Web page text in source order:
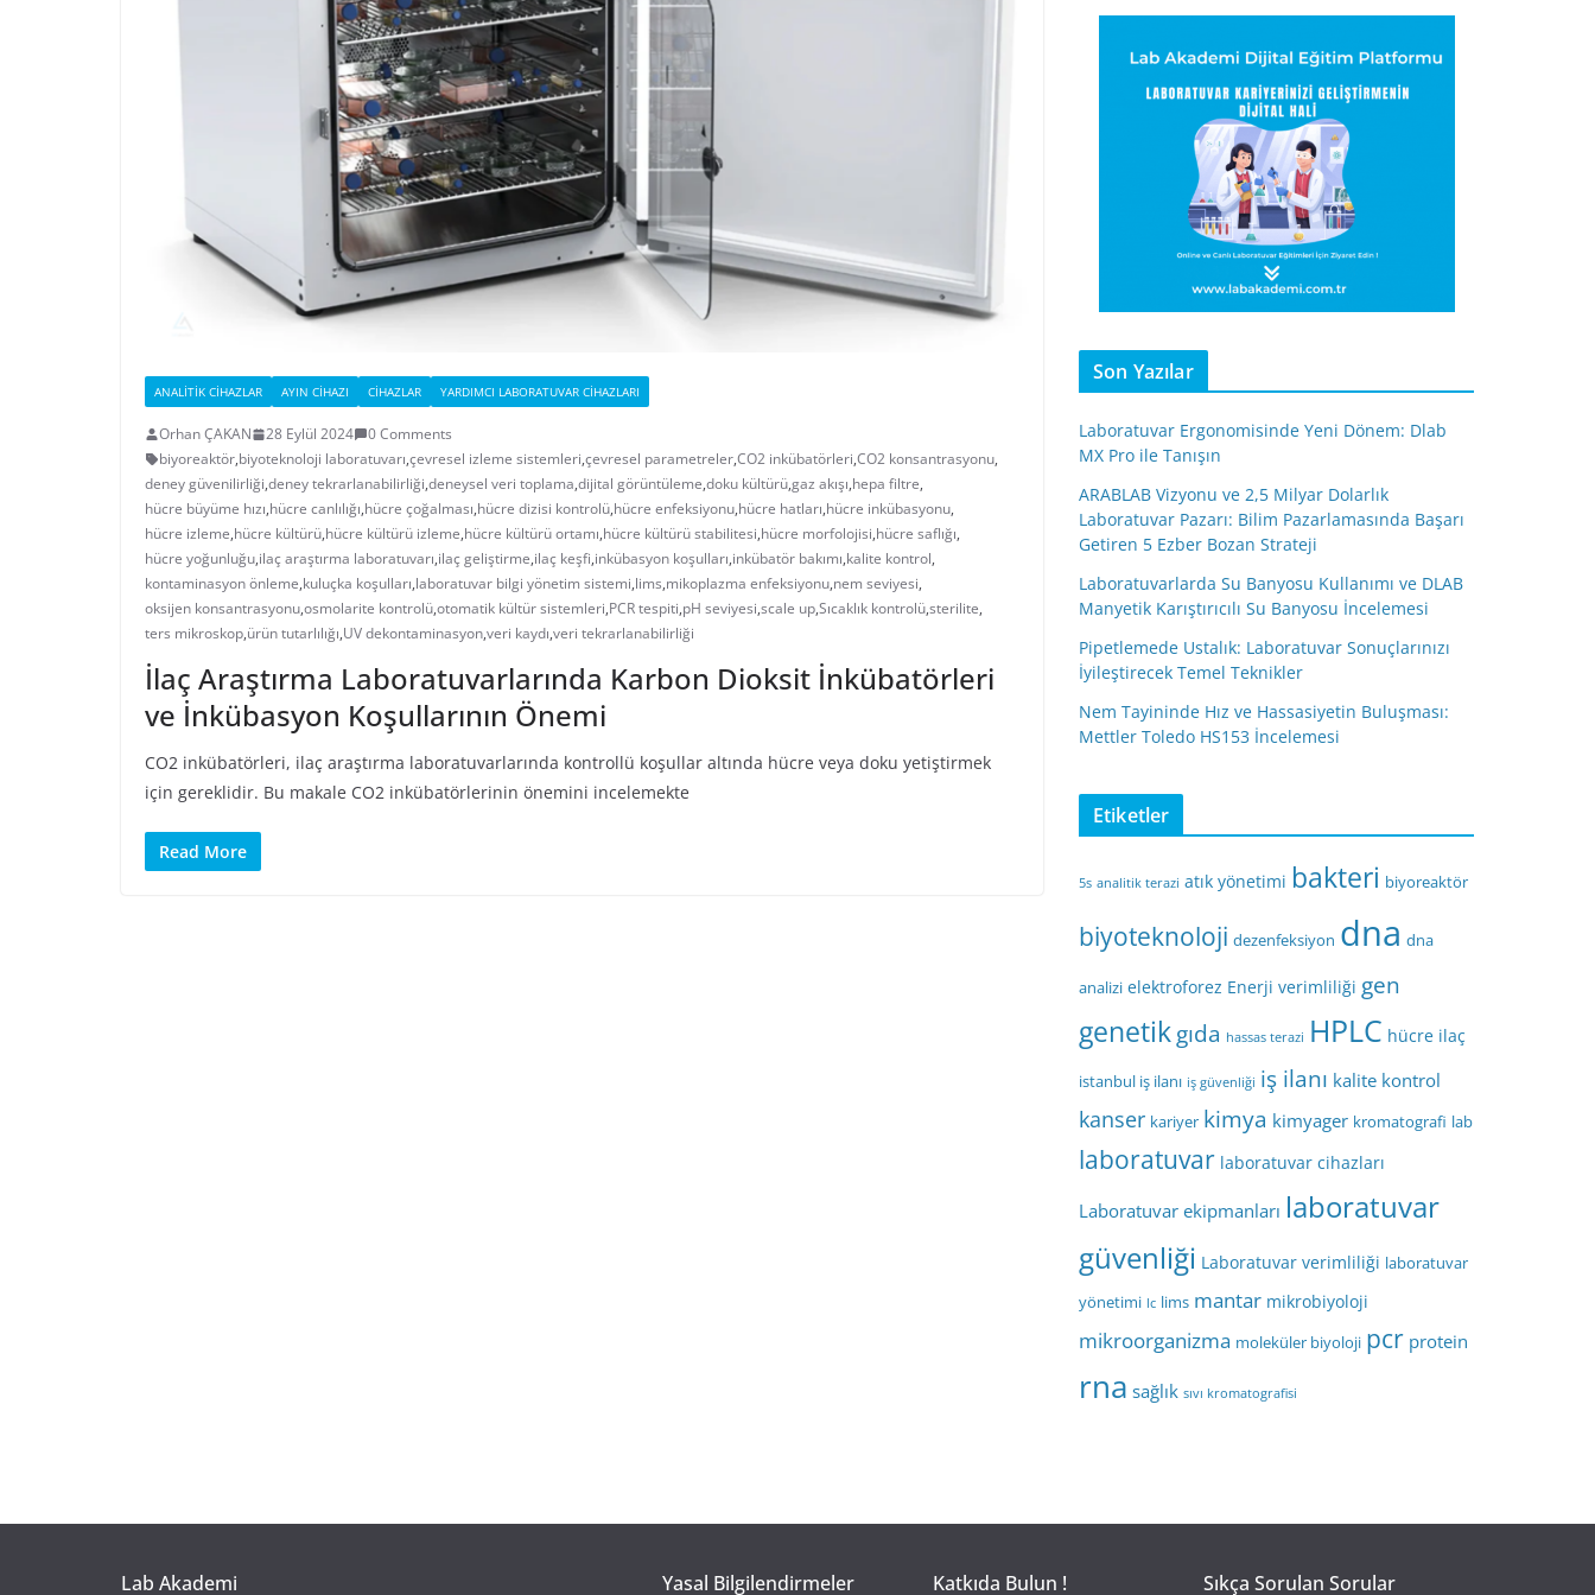
ANALITIK CIHAZLAR AYIN CIHAZI CIHAZLAR YARDIMCI LABORATUVAR CIHAZLARI
Orhan ÇAKAN 28 Eylül 2024
0 Comments
biyoreaktör,biyoteknoloji laboratuvarı,çevresel izleme sistemleri,çevresel parametreler,CO2 inkübatörleri,CO2 konsantrasyonu,
deney güvenilirliği,deney tekrarlanabilirliği,deneysel veri toplama,dijital görüntüleme,doku kültürü,gaz akışı,hepa filtre,
hücre büyüme hızı,hücre canlılığı,hücre çoğalması,hücre dizisi kontrolü,hücre enfeksiyonu,hücre hatları,hücre inkübasyonu,
hücre izleme,hücre kültürü,hücre kültürü izleme,hücre kültürü ortamı,hücre kültürü stabilitesi,hücre morfolojisi,hücre saflığı,
hücre yoğunluğu,ilaç araştırma laboratuvarı,ilaç geliştirme,ilaç keşfi,inkübasyon koşulları,inkübatör bakımı,kalite kontrol,
kontaminasyon önleme,kuluçka koşulları,laboratuvar bilgi yönetim sistemi,lims,mikoplazma enfeksiyonu,nem seviyesi,
oksijen konsantrasyonu,osmolarite kontrolü,otomatik kültür sistemleri,PCR tespiti,pH seviyesi,scale up,Sıcaklık kontrolü,sterilite,
ters mikroskop,ürün tutarlılığı,UV dekontaminasyon,veri kaydı,veri tekrarlanabilirliği
İlaç Araştırma Laboratuvarlarında Karbon Dioksit İnkübatörleri
ve İnkübasyon Koşullarının Önemi
CO2 inkübatörleri, ilaç araştırma laboratuvarlarında kontrollü koşullar altında hücre veya doku yetiştirmek
için gereklidir. Bu makale CO2 inkübatörlerinin önemini incelemekte
Read More
Son Yazılar
Laboratuvar Ergonomisinde Yeni Dönem: Dlab
MX Pro ile Tanışın
ARABLAB Vizyonu ve 2,5 Milyar Dolarlık
Laboratuvar Pazarı: Bilim Pazarlamasında Başarı
Getiren 5 Ezber Bozan Strateji
Laboratuvarlarda Su Banyosu Kullanımı ve DLAB
Manyetik Karıştırıcılı Su Banyosu İncelemesi
Pipetlemede Ustalık: Laboratuvar Sonuçlarınızı
İyileştirecek Temel Teknikler
Nem Tayininde Hız ve Hassasiyetin Buluşması:
Mettler Toledo HS153 İncelemesi
Etiketler
5s analitik terazi atık yönetimi bakteri biyoreaktör
biyoteknoloji dezenfeksiyon dna dna
analizi elektroforez Enerji verimliliği gen
genetikgıda hassas terazi HPLC hücre ilaç
istanbul iş ilanı iş güvenliği iş ilanı kalite kontrol
kanser kariyer kimya kimyager kromatografi lab
laboratuvar laboratuvar cihazları
Laboratuvar ekipmanları laboratuvar
güvenliği Laboratuvar verimliliği laboratuvar
yönetimi lc lims mantar mikrobiyoloji
mikroorganizma moleküler biyoloji pcr protein
rna sağlık sıvı kromatografisi
Lab Akademi Yasal Bilgilendirmeler Katkıda Bulun ! Sıkça Sorulan Sorular